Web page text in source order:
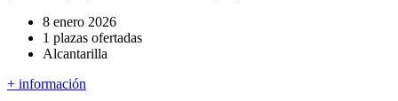
8 enero 2026
1 plazas ofertadas
Alcantarilla
+ información